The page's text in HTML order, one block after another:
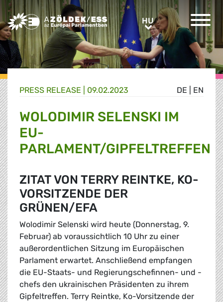
Greens/EFA Home HUHU
DE EN
PRESS RELEASE | 09.02.2023
WOLODIMIR SELENSKI IM
EU-
PARLAMENT/GIPFELTREFFEN
ZITAT VON TERRY REINTKE, KO-
VORSITZENDE DER
GRÜNEN/EFA
Wolodimir Selenski wird heute (Donnerstag, 9.
Februar) ab voraussichtlich 10 Uhr zu einer
außerordentlichen Sitzung im Europäischen
Parlament erwartet. Anschließend empfangen
die EU-Staats- und Regierungschefinnen- und -
chefs den ukrainischen Präsidenten zu ihrem
Gipfeltreffen. Terry Reintke, Ko-Vorsitzende der